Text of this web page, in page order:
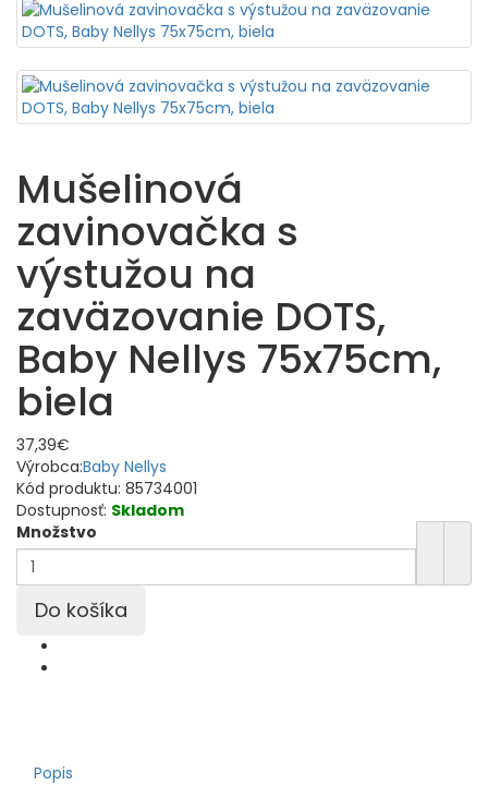
Mušelinová
zavinovačka s
výstužou na
zaväzovanie DOTS,
Baby Nellys 75x75cm,
biela
37,39€
Výrobca:Baby Nellys
Kód produktu: 85734001
Dostupnosť: Skladom
Množstvo
Popis